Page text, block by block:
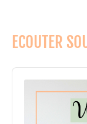
ECOUTER
Audio